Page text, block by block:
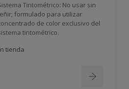
Tintométrico: No usar sin
formulado para utilizar
de color exclusivo del
tintométrico.
tienda